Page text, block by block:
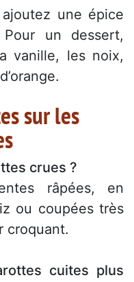
une épice
un dessert,
vanille, les noix,
sur les
crues ?
râpées, en
ou coupées très
croquant.
cuites plus